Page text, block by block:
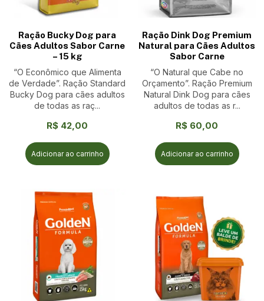
Ração Bucky Dog para
Cães Adultos Sabor Carne
– 15 kg
“O Econômico que Alimenta
de Verdade”. Ração Standard
Bucky Dog para cães adultos
de todas as raç...
R$ 42,00
Adicionar ao carrinho
Ração Dink Dog Premium
Natural para Cães Adultos
Sabor Carne
“O Natural que Cabe no
Orçamento”. Ração Premium
Natural Dink Dog para cães
adultos de todas as r...
R$ 60,00
Adicionar ao carrinho